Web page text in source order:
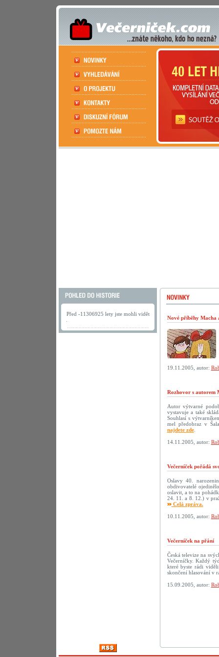
Před -11306925 lety jste mohli vidět
Nové příběhy Macha
19.11.2005, autor:
Rozhovor s autorem
Autor výtvarné
vystavuje a také
Souhlasí s
mel předobraz v
najdete zde.
14.11.2005, autor:
Večerníček pořádá
Oslavy 40.
obdivovatelé
oslavit, a to na
24. 11. a 8. 12.) v
Celá zpráva.
10.11.2005, autor:
Večerníček na přání
Česká televize na
Večerníčky. Každý
které byste rádi
skončení hlasování v
15.09.2005, autor: